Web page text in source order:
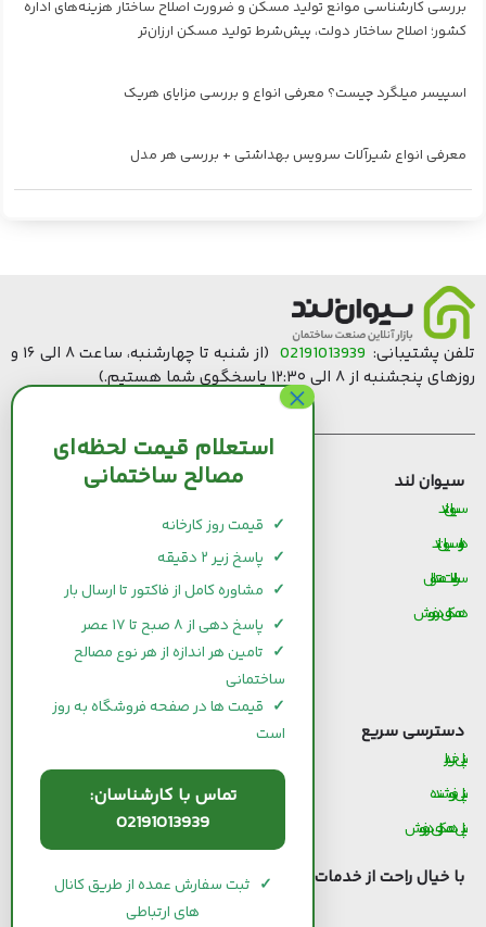
بررسی کارشناسی موانع تولید مسکن و ضرورت اصلاح ساختار هزینه‌های اداره
کشور؛ اصلاح ساختار دولت، پیش‌شرط تولید مسکن ارزان‌تر
اسپیسر میلگرد چیست؟ معرفی انواع و بررسی مزایای هریک
معرفی انواع شیرآلات سرویس بهداشتی + بررسی هر مدل
تلفن پشتیبانی: 02191013939
(از شنبه تا چهارشنبه، ساعت ۸ الی ۱۶ و
روزهای پنجشنبه از ۸ الی ۱۲:۳۰ پاسخگوی شما هستیم.)
سیوان لند
سیوان لند
درباره سیوان لند
سوالات متداول
همکاری در فروش
قیمت مصالح ساختمانی
قیمت و خرید کاشی و سرامیک
قیمت و خرید آجر
قیمت و خرید گچ
قیمت و خرید شیرآلات
دسترسی سریع
پنل خریدار
پنل فروشنده
پنل همکاری در فروش
با خیال راحت از خدمات سیوان لنداستفاده کنید.
استعلام قیمت لحظه‌ای
مصالح ساختمانی
✓ قیمت روز کارخانه
✓ پاسخ زیر ۲ دقیقه
✓ مشاوره کامل از فاکتور تا ارسال بار
✓ پاسخ دهی از ۸ صبح تا ۱۷ عصر
✓ تامین هر اندازه از هر نوع مصالح
ساختمانی
✓ قیمت ها در صفحه فروشگاه به روز
است
تماس با کارشناسان:
02191013939
✓ ثبت سفارش عمده از طریق کانال
های ارتباطی